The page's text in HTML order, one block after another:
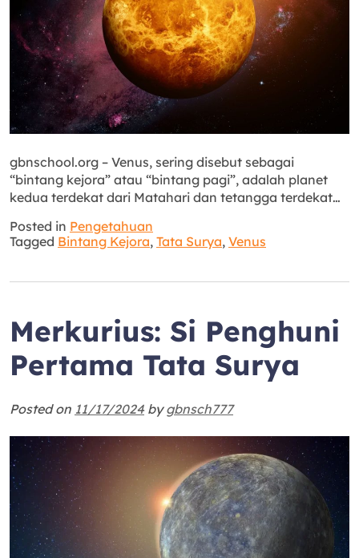
gbnschool.org – Venus, sering disebut sebagai
“bintang kejora” atau “bintang pagi”, adalah planet
kedua terdekat dari Matahari dan tetangga terdekat…
Posted in Pengetahuan
Tagged Bintang Kejora, Tata Surya, Venus
Merkurius: Si Penghuni
Pertama Tata Surya
Posted on 11/17/2024bygbnsch777